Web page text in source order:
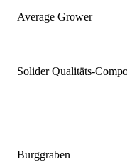
Average Grower
Solider Qualitäts-
Burggraben